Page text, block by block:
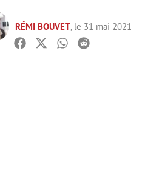
RÉMI BOUVET, le 31 mai 2021
Facebook
TwitterWhatsapp
Reddit